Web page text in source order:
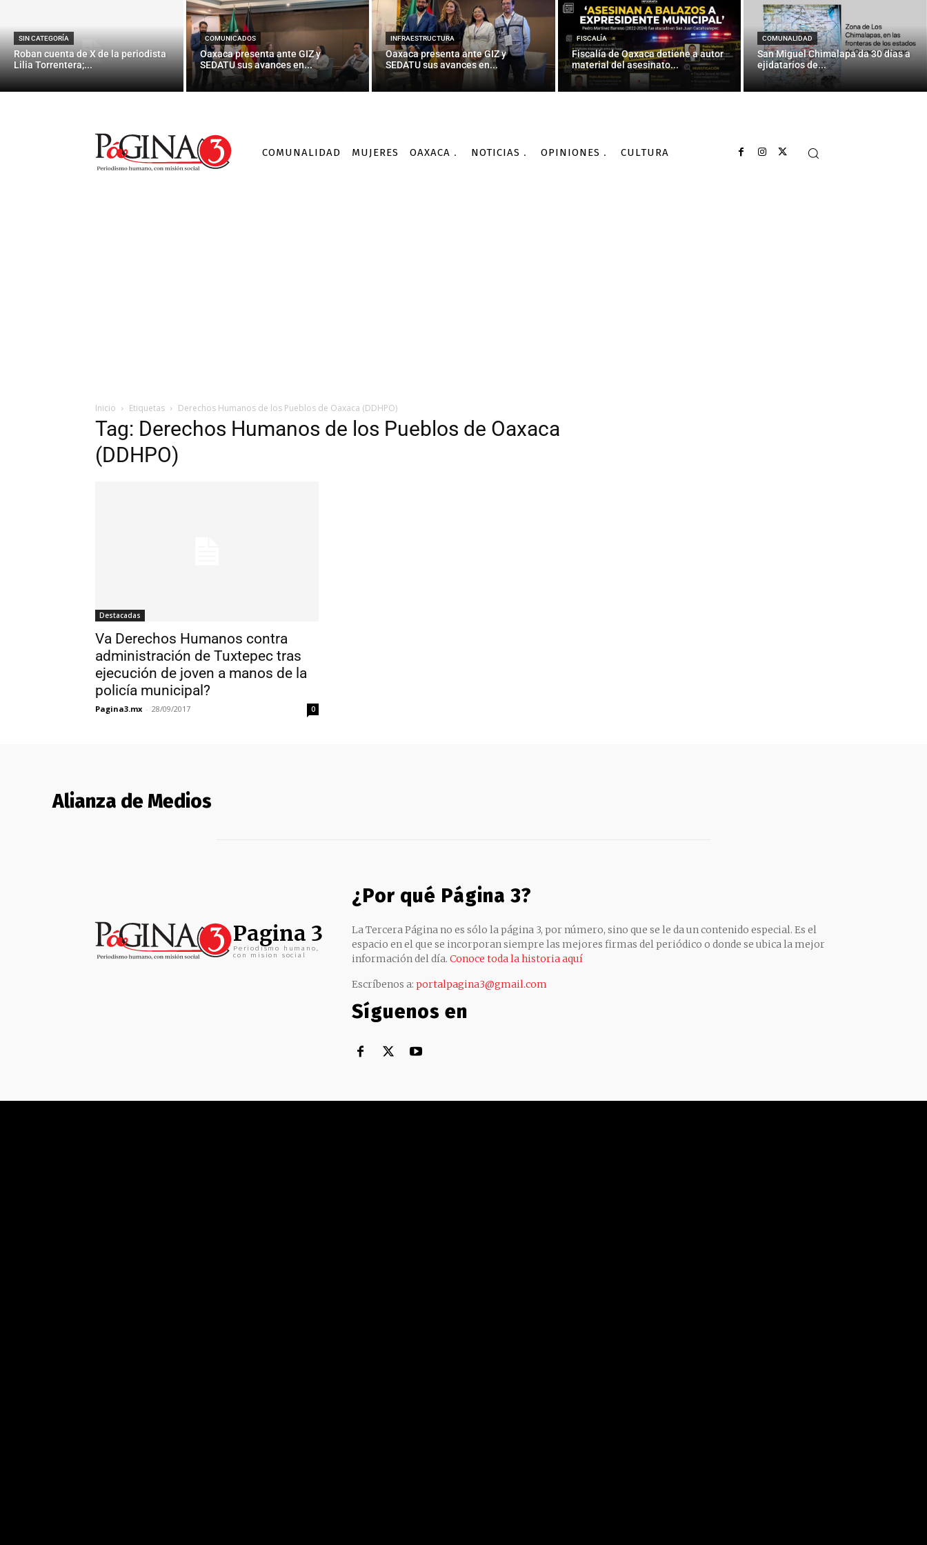
SIN CATEGORÍA
Roban cuenta de X de la periodista
Lilia Torrentera;...
COMUNICADOS
Oaxaca presenta ante GIZ y
SEDATU sus avances en...
INFRAESTRUCTURA
Oaxaca presenta ante GIZ y
SEDATU sus avances en...
FISCALÍA
Fiscalía de Oaxaca detiene a autor
material del asesinato...
COMUNALIDAD
San Miguel Chimalapa da 30 días a
ejidatarios de...
COMUNALIDAD MUJERES OAXACA NOTICIAS OPINIONES CULTURA
Inicio Etiquetas Derechos Humanos de los Pueblos de Oaxaca (DDHPO)
Tag: Derechos Humanos de los Pueblos de Oaxaca
(DDHPO)
Destacadas
Va Derechos Humanos contra
administración de Tuxtepec tras
ejecución de joven a manos de la
policía municipal?
Pagina3.mx - 28/09/2017 0
Alianza de Medios
Pagina 3
Periodismo humano,
con mision social
¿Por qué Página 3?
La Tercera Página no es sólo la página 3, por número, sino que se le da un contenido especial. Es el
espacio en el que se incorporan siempre las mejores firmas del periódico o donde se ubica la mejor
información del día. Conoce toda la historia aquí
Escríbenos a: portalpagina3@gmail.com
Síguenos en